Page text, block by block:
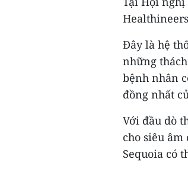
Đây là hệ
những
bệnh nhân
đồng nhất
Với đầu dò
cho siêu
Sequoia có